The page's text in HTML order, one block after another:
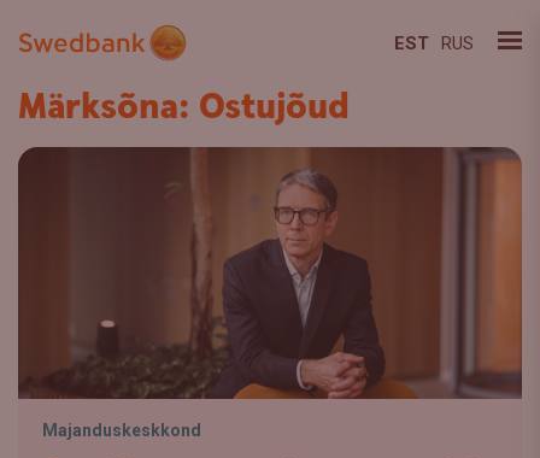
EST RUS
Märksõna: Ostujõud
Majanduskeskkond